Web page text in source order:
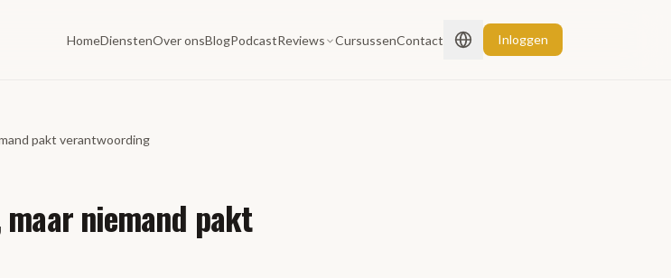
HomeDienstenOver onsBlogPodcastReviews CursussenContact Inloggen
pakt verantwoording
niemand pakt